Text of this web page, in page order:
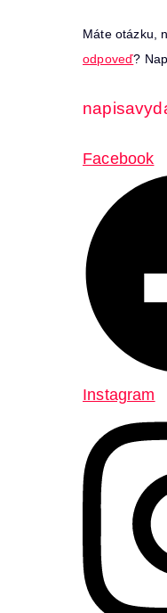
Máte otázku,
odpoveď?
Facebook
Instagram